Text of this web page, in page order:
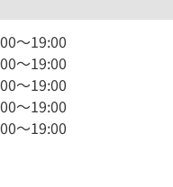
～19:00
～19:00
～19:00
～19:00
～19:00